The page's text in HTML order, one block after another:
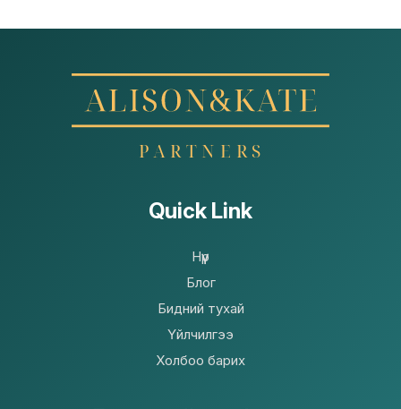
Quick Link
Нүүр
Блог
Бидний тухай
Үйлчилгээ
Холбоо барих